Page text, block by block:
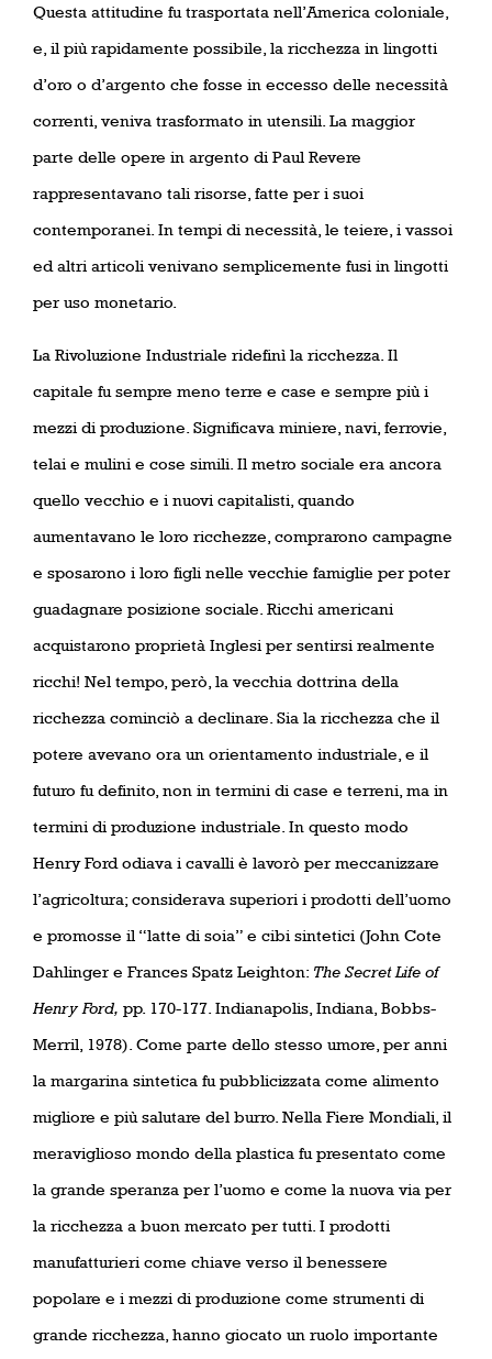
Questa attitudine fu trasportata nell’America coloniale,
e, il più rapidamente possibile, la ricchezza in lingotti
d’oro o d’argento che fosse in eccesso delle necessità
correnti, veniva trasformato in utensili. La maggior
parte delle opere in argento di Paul Revere
rappresentavano tali risorse, fatte per i suoi
contemporanei. In tempi di necessità, le teiere, i vassoi
ed altri articoli venivano semplicemente fusi in lingotti
per uso monetario.
La Rivoluzione Industriale ridefinì la ricchezza. Il
capitale fu sempre meno terre e case e sempre più i
mezzi di produzione. Significava miniere, navi, ferrovie,
telai e mulini e cose simili. Il metro sociale era ancora
quello vecchio e i nuovi capitalisti, quando
aumentavano le loro ricchezze, comprarono campagne
e sposarono i loro figli nelle vecchie famiglie per poter
guadagnare posizione sociale. Ricchi americani
acquistarono proprietà Inglesi per sentirsi realmente
ricchi! Nel tempo, però, la vecchia dottrina della
ricchezza cominciò a declinare. Sia la ricchezza che il
potere avevano ora un orientamento industriale, e il
futuro fu definito, non in termini di case e terreni, ma in
termini di produzione industriale. In questo modo
Henry Ford odiava i cavalli è lavorò per meccanizzare
l’agricoltura; considerava superiori i prodotti dell’uomo
e promosse il “latte di soia” e cibi sintetici (John Cote
Dahlinger e Frances Spatz Leighton: The Secret Life of
Henry Ford, pp. 170-177. Indianapolis, Indiana, Bobbs-
Merril, 1978). Come parte dello stesso umore, per anni
la margarina sintetica fu pubblicizzata come alimento
migliore e più salutare del burro. Nella Fiere Mondiali, il
meraviglioso mondo della plastica fu presentato come
la grande speranza per l’uomo e come la nuova via per
la ricchezza a buon mercato per tutti. I prodotti
manufatturieri come chiave verso il benessere
popolare e i mezzi di produzione come strumenti di
grande ricchezza, hanno giocato un ruolo importante